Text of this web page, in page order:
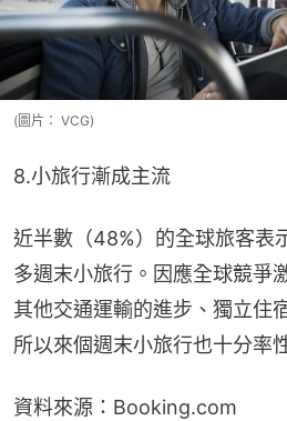
(圖片： VCG)
8.小旅行漸成主流
近半數（48%）的全球旅客表
多週末小旅行。因應全球競爭
其他交通運輸的進步、獨立住
所以來個週末小旅行也十分率
資料來源：Booking.com